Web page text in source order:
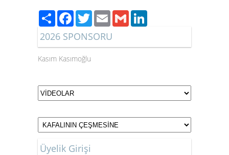
PaylaşFacebook
TwitterEmailGmail
2026 SPONSORU
Kasım Kasımoğlu
Üyelik Girişi